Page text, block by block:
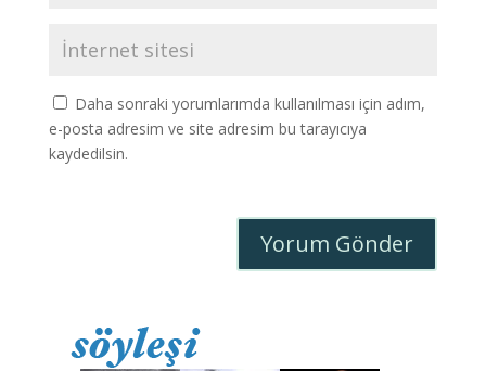
Daha sonraki yorumlarımda kullanılması için adım,
e-posta adresim ve site adresim bu tarayıcıya
kaydedilsin.